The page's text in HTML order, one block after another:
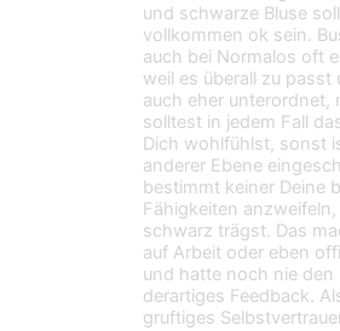
und schwarze Bluse
vollkommen ok sein.
auch bei Normalos oft
weil es überall zu passt
auch eher unterordnet,
solltest in jedem Fall
Dich wohlfühlst, sonst
anderer Ebene
bestimmt keiner Deine
Fähigkeiten
schwarz trägst. Das
auf Arbeit oder eben
und hatte noch nie den
derartiges Feedback.
gruftiges